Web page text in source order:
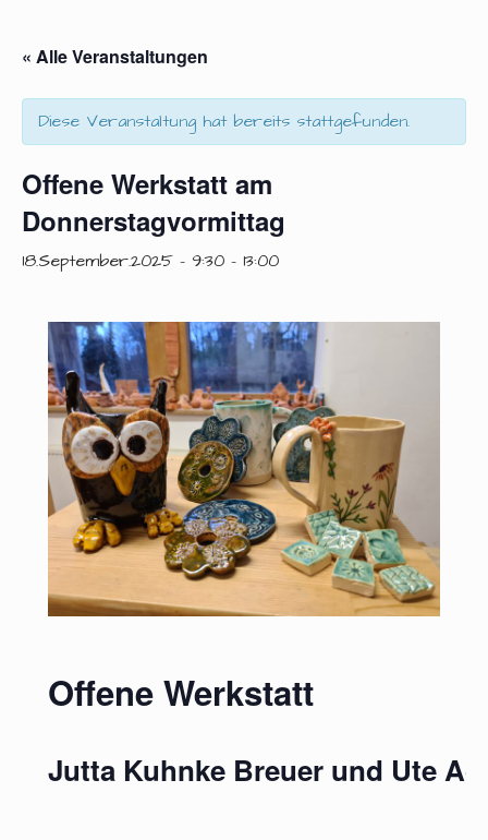
« Alle Veranstaltungen
Diese Veranstaltung hat bereits stattgefunden.
Offene Werkstatt am
Donnerstagvormittag
18.September.2025 - 9:30 - 13:00
Offene Werkstatt
Jutta Kuhnke Breuer und Ute